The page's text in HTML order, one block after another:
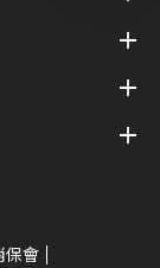
保會